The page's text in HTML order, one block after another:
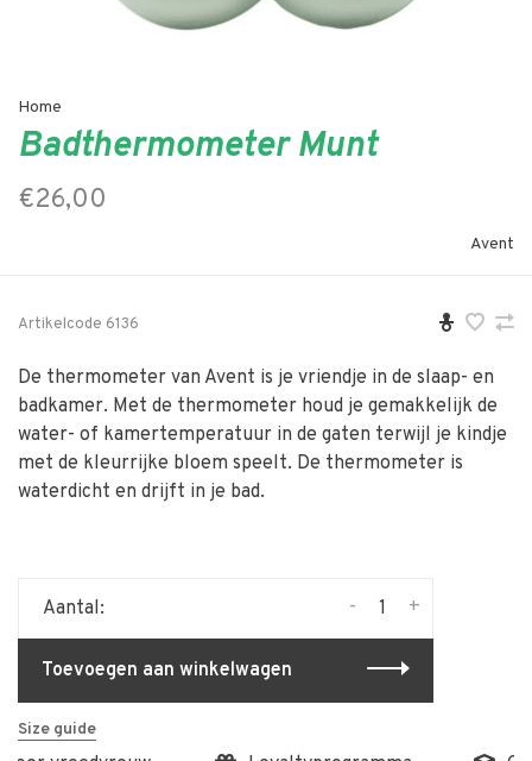
Home
Badthermometer Munt
€26,00
Avent
Artikelcode 6136
De thermometer van Avent is je vriendje in de slaap- en
badkamer. Met de thermometer houd je gemakkelijk de
water- of kamertemperatuur in de gaten terwijl je kindje
met de kleurrijke bloem speelt. De thermometer is
waterdicht en drijft in je bad.
Aantal: +
-
Toevoegen aan winkelwagen
Size guide